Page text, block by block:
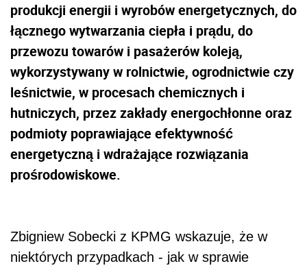
produkcji energii i wyrobów energetycznych, do
łącznego wytwarzania ciepła i prądu, do
przewozu towarów i pasażerów koleją,
wykorzystywany w rolnictwie, ogrodnictwie czy
leśnictwie, w procesach chemicznych i
hutniczych, przez zakłady energochłonne oraz
podmioty poprawiające efektywność
energetyczną i wdrażające rozwiązania
prośrodowiskowe.
Zbigniew Sobecki z KPMG wskazuje, że w
niektórych przypadkach - jak w sprawie